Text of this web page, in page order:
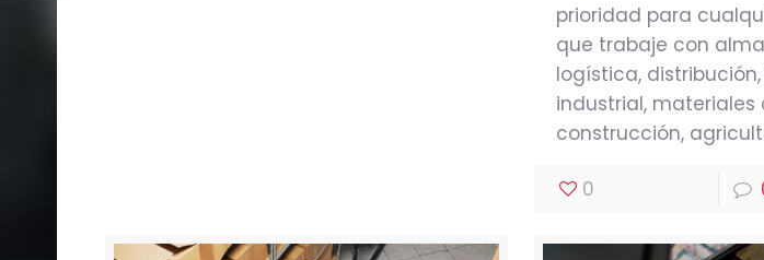
prioridad para
que trabaje con
logística,
industrial, materiales
construcción,
0